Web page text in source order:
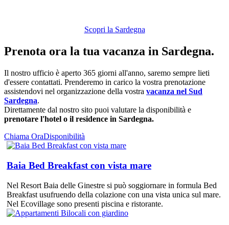
Scopri la Sardegna
Prenota ora la tua vacanza in Sardegna.
Il nostro ufficio è aperto 365 giorni all'anno, saremo sempre lieti
d'essere contattati. Prenderemo in carico la vostra prenotazione
assistendovi nel organizzazione della vostra vacanza nel Sud
Sardegna.
Direttamente dal nostro sito puoi valutare la disponibilità e
prenotare l'hotel o il residence in Sardegna.
Chiama OraDisponibilità
Baia Bed Breakfast con vista mare
Nel Resort Baia delle Ginestre si può soggiornare in formula Bed
Breakfast usufruendo della colazione con una vista unica sul mare.
Nel Ecovillage sono presenti piscina e ristorante.